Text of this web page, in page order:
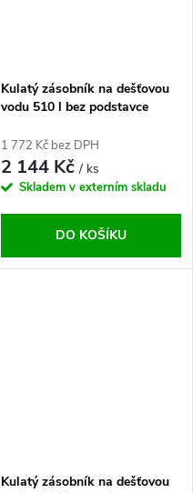
Kulatý zásobník na dešťovou
vodu 510 l bez podstavce
1 772 Kč bez DPH
2 144 Kč/ ks
Skladem v externím skladu
DO KOŠÍKU
Kulatý zásobník na dešťovou